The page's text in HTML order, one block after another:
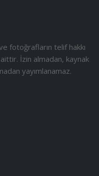
fotoğrafların telif hakkı
aittir. İzin almadan, kaynak
yayımlanamaz.